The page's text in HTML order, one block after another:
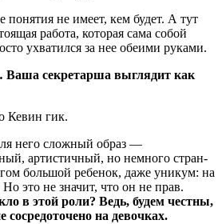
понятия не имеет, кем будет. А тут
работа, которая са­ма собой
ухватился за нее обеими руками.
секретарша выглядит как
Кевин гик.
него слож­ный образ —
артистичный, но немного стран­
большой ре­бенок, даже уникум: на
это не значит, что он не прав.
в этой роли? Ведь, будем честны,
на девочках.